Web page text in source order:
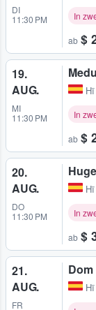
DI
11:30 PM
In
ab $
19.
AUG.
MI
11:30 PM
In
ab $
20.
AUG.
DO
11:30 PM
In
ab $
21.
AUG.
FR